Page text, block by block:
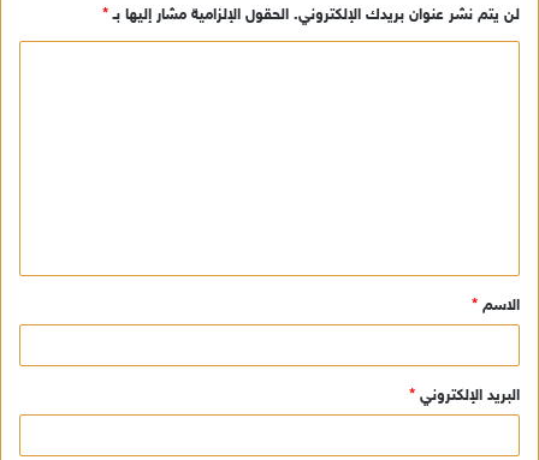
لن يتم نشر عنوان بريدك الإلكتروني. الحقول الإلزامية مشار إليها بـ*
ق
*
الاسم *
البريد الإلكتروني *